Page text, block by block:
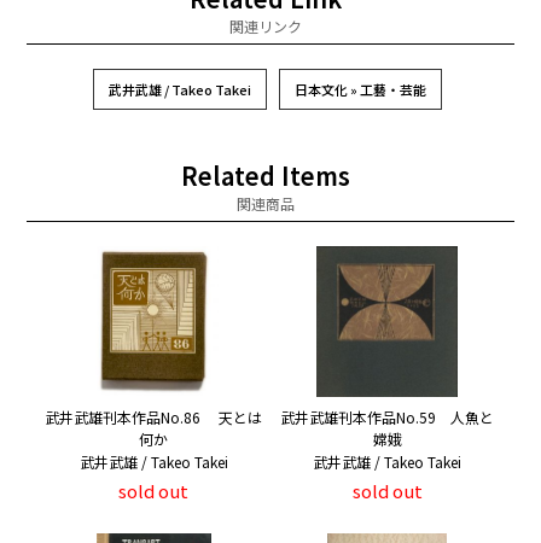
関連リンク
武井武雄 / Takeo Takei 日本文化 » 工藝・芸能
Related Items
関連商品
武井武雄刊本作品No.86 天とは
何か
武井武雄 / Takeo Takei
sold out
武井武雄刊本作品No.59 人魚と
嫦娥
武井武雄 / Takeo Takei
sold out